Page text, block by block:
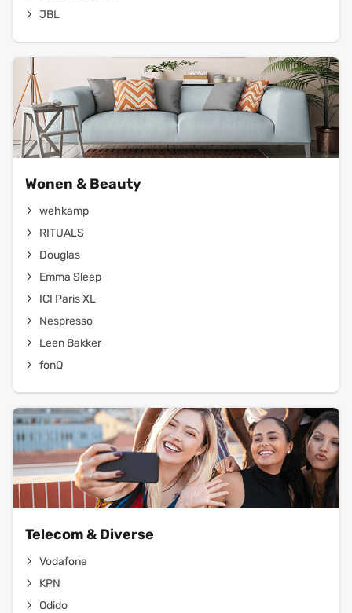
JBL
Wonen & Beauty
wehkamp
RITUALS
Douglas
Emma Sleep
ICI Paris XL
Nespresso
Leen Bakker
fonQ
Telecom & Diverse
Vodafone
KPN
Odido